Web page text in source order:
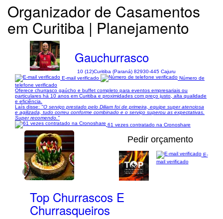
Organizador de Casamentos
em Curitiba | Planejamento
Gauchurrasco
10 (12)Curitiba (Paraná) 82930-445 Cajuru
E-mail verificado
Número de
telefone verificado
Oferece churrasco gaúcho e buffet completo para eventos empresariais ou
particulares há 10 anos em Curitiba e proximidades com preço justo, alta qualidade
e eficiência.
Laís disse: "O serviço prestado pelo Diliam foi de primeira, equipe super atenciosa
e agilizada, tudo correu conforme combinado e o serviço superou as expectativas.
Super recomendo."
61 vezes contratado na Cronoshare
1/17
Pedir orçamento
Top Churrascos E
Churrasqueiros
E-
mail verificado